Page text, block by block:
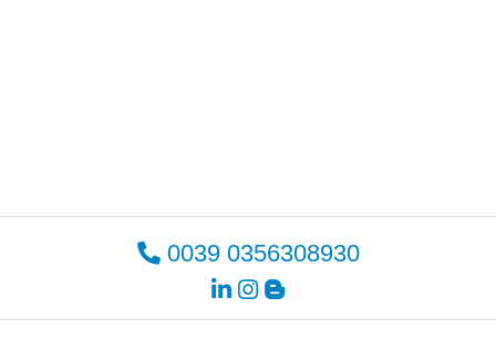
0039 0356308930